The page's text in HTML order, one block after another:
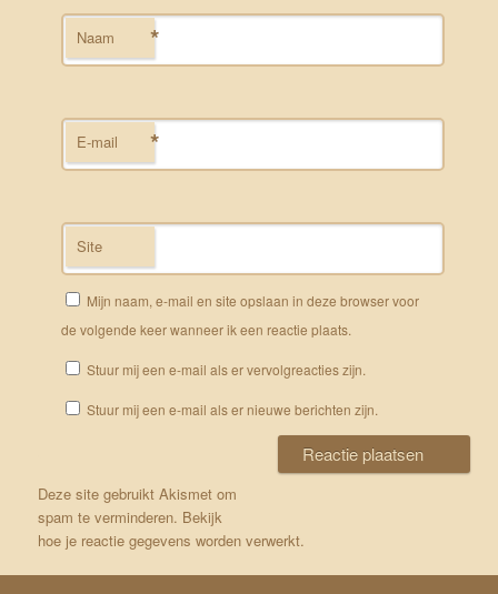
Naam *
E-mail *
Site
Mijn naam, e-mail en site opslaan in deze browser voor
de volgende keer wanneer ik een reactie plaats.
Stuur mij een e-mail als er vervolgreacties zijn.
Stuur mij een e-mail als er nieuwe berichten zijn.
Deze site gebruikt Akismet om
spam te verminderen. Bekijk
hoe je reactie gegevens worden verwerkt.